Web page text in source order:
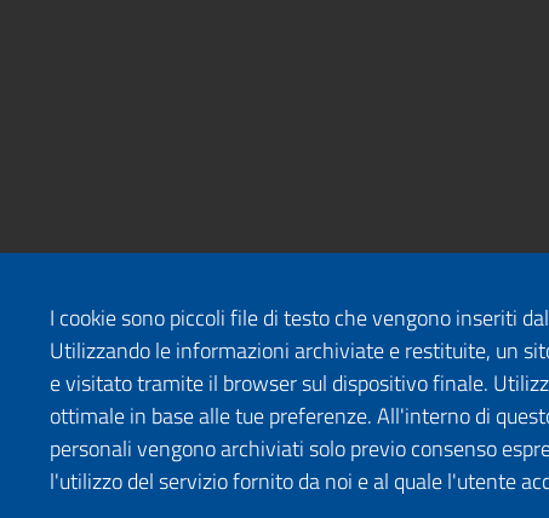
I cookie sono piccoli file di testo che vengono inseriti
Utilizzando le informazioni archiviate e restituite, un
e visitato tramite il browser sul dispositivo finale.
ottimale in base alle tue preferenze. All'interno di
personali vengono archiviati solo previo consenso
l'utilizzo del servizio fornito da noi e al quale l'utente